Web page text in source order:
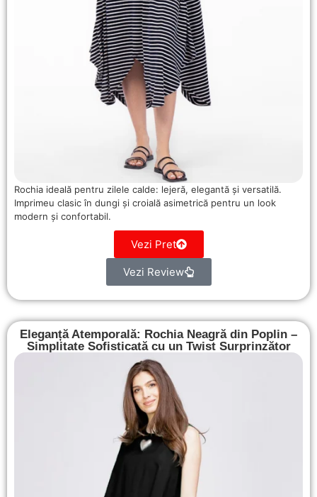
Rochia ideală pentru zilele calde: lejeră, elegantă și versatilă.
Imprimeu clasic în dungi și croială asimetrică pentru un look
modern și confortabil.
Vezi Pret
Vezi Review
Eleganță Atemporală: Rochia Neagră din Poplin –
Simplitate Sofisticată cu un Twist Surprinzător